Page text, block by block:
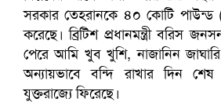
সৌদিতে ব্যাপক ধরপাকড়, এক সপ্তাহেই